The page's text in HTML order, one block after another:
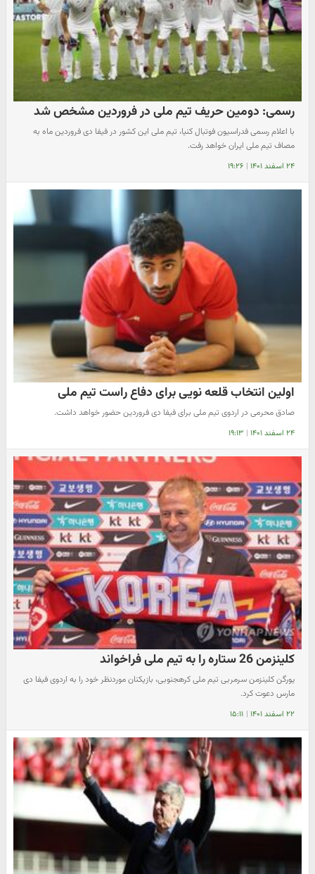
رسمی: دومین حریف تیم ملی در فروردین مشخص شد
با اعلام رسمی فدراسیون فوتبال کنیا، تیم ملی این کشور در فیفا دی فروردین ماه به
مصاف تیم ملی ایران خواهد رفت.
۲۴ اسفند ۱۴۰۱ | ۱۹:۲۶
اولین انتخاب قلعه نویی برای دفاع راست تیم ملی
صادق محرمی در اردوی تیم ملی برای فیفا دی فروردین حضور خواهد داشت.
۲۴ اسفند ۱۴۰۱ | ۱۹:۱۳
کلینزمن 26 ستاره را به تیم ملی فراخواند
یورگن کلینزمن سرمربی تیم ملی کرهجنوبی، بازیکنان موردنظر خود را به اردوی فیفا دی
مارس دعوت کرد.
۲۲ اسفند ۱۴۰۱ | ۱۵:۱۱